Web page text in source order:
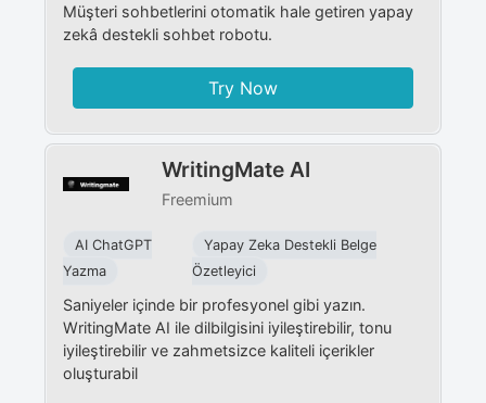
Müşteri sohbetlerini otomatik hale getiren yapay
zekâ destekli sohbet robotu.
Try Now
WritingMate AI
Freemium
AI ChatGPT
Yazma
Yapay Zeka Destekli Belge
Özetleyici
Saniyeler içinde bir profesyonel gibi yazın.
WritingMate AI ile dilbilgisini iyileştirebilir, tonu
iyileştirebilir ve zahmetsizce kaliteli içerikler
oluşturabil